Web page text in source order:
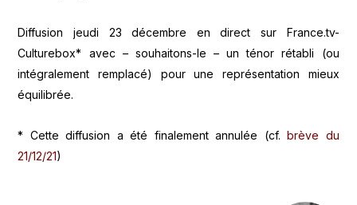
Diffusion jeudi 23 décembre en direct sur France.tv-
Culturebox* avec – souhaitons-le – un ténor rétabli (ou
intégralement remplacé) pour une représentation mieux
équilibrée.
* Cette diffusion a été finalement annulée (cf.brève du
21/12/21)